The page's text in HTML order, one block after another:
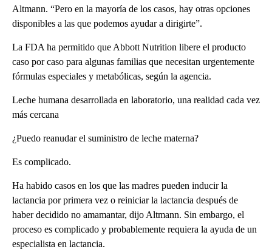
Altmann. “Pero en la mayoría de los casos, hay otras opciones
disponibles a las que podemos ayudar a dirigirte”.
La FDA ha permitido que Abbott Nutrition libere el producto
caso por caso para algunas familias que necesitan urgentemente
fórmulas especiales y metabólicas, según la agencia.
Leche humana desarrollada en laboratorio, una realidad cada vez
más cercana
¿Puedo reanudar el suministro de leche materna?
Es complicado.
Ha habido casos en los que las madres pueden inducir la
lactancia por primera vez o reiniciar la lactancia después de
haber decidido no amamantar, dijo Altmann. Sin embargo, el
proceso es complicado y probablemente requiera la ayuda de un
especialista en lactancia.